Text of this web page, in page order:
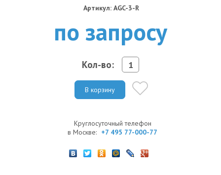
Артикул: AGC-3-R
по запросу
Кол-во:
В корзину
Круглосуточный телефон
в Москве: +7 495 77-000-77